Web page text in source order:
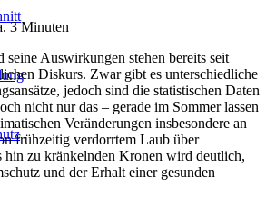
3 Minuten
Auswirkungen stehen bereits seit
Diskurs. Zwar gibt es unterschiedliche
jedoch sind die statistischen Daten
nicht nur das – gerade im Sommer lassen
Veränderungen insbesondere an
frühzeitig verdorrtem Laub über
hin zu kränkelnden Kronen wird deutlich,
und der Erhalt einer gesunden